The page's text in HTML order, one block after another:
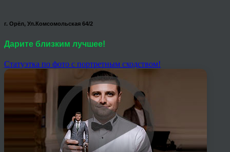
г. Орёл, Ул.Комсомольская 64/2
Дарите близким лучшее!
Статуэтка по фото с портретным сходством!